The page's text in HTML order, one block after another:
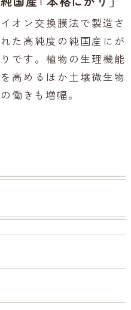
イオン交換膜法で製造さ
れた高純度の純国産にが
りです。植物の生理機能
を高めるほか土壌微生物
の働きも増幅。